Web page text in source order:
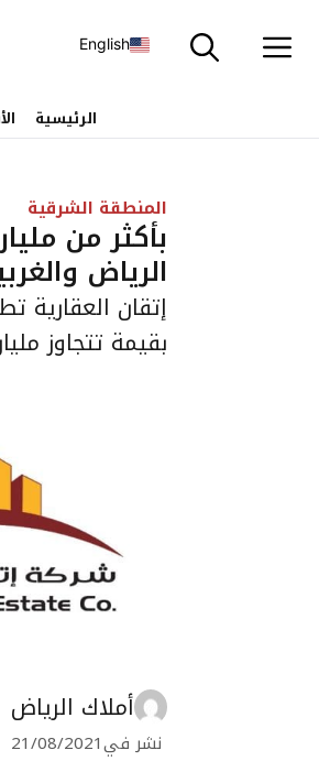
إلى
English
الرئيسية
المنطقة الشرقية
الرياض
بقيمة تتجاوز
أملاك الرياض
نشر في21/08/2021